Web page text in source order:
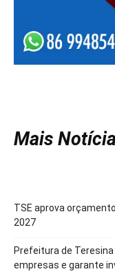
Mais
TSE aprova
2027
Prefeitura de
empresas e garante